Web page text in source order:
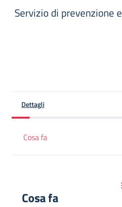
Servizio di prevenzione
Dettagli
Cosa fa
Cosa fa